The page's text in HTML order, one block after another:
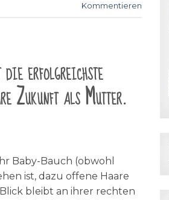
Kommentieren
erfolgreichste
Zukunft als Mutter.
Baby-Bauch (obwohl
ist, dazu offene Haare
bleibt an ihrer rechten